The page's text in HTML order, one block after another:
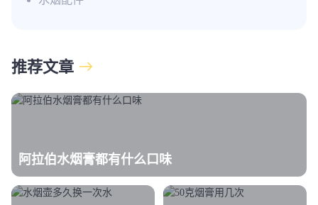
推荐文章
阿拉伯水烟膏都有什么口味